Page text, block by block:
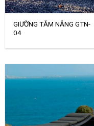
GIƯỜNG TẮM NẮNG GTN-
04